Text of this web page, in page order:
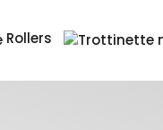
Rollers